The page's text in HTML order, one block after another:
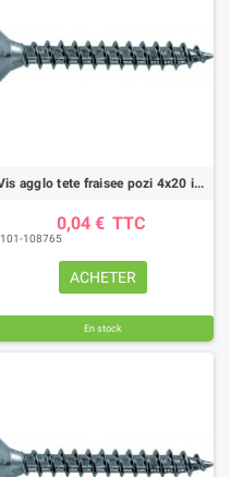
Vis agglo tete fraisee pozi 4x20 inox a2 (boite de 200)
0,04 € TTC
101-108765
ACHETER
En stock